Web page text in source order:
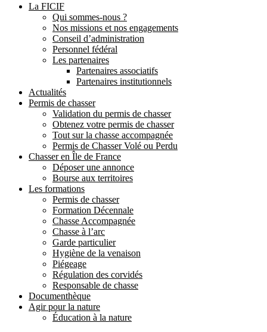
La FICIF
Qui sommes-nous ?
Nos missions et nos engagements
Conseil d’administration
Personnel fédéral
Les partenaires
Partenaires associatifs
Partenaires institutionnels
Actualités
Permis de chasser
Validation du permis de chasser
Obtenez votre permis de chasser
Tout sur la chasse accompagnée
Permis de Chasser Volé ou Perdu
Chasser en Île de France
Déposer une annonce
Bourse aux territoires
Les formations
Permis de chasser
Formation Décennale
Chasse Accompagnée
Chasse à l’arc
Garde particulier
Hygiène de la venaison
Piégeage
Régulation des corvidés
Responsable de chasse
Documenthèque
Agir pour la nature
Éducation à la nature